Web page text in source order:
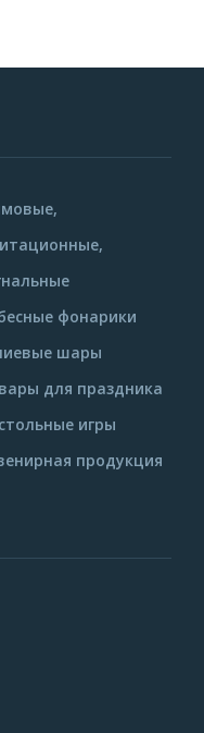
фонарики
шары
для праздника
игры
продукция